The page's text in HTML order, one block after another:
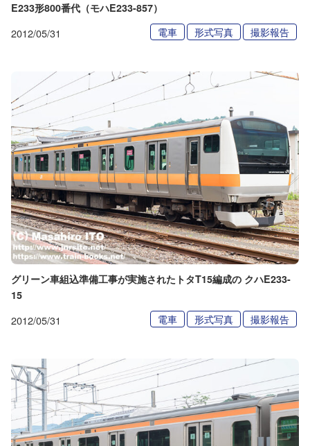
E233形800番代（モハE233-857）
2012/05/31 電車 形式写真 撮影報告
グリーン車組込準備工事が実施されたトタT15編成の クハE233-
15
2012/05/31 電車 形式写真 撮影報告